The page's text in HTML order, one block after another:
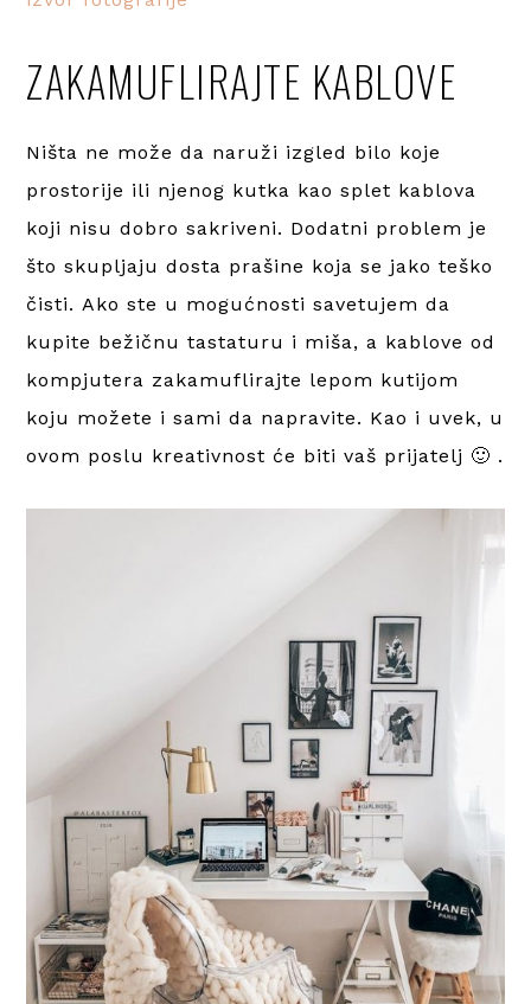
ZAKAMUFLIRAJTE KABLOVE
Ništa ne može da naruži izgled bilo koje
prostorije ili njenog kutka kao splet kablova
koji nisu dobro sakriveni. Dodatni problem je
što skupljaju dosta prašine koja se jako teško
čisti. Ako ste u mogućnosti savetujem da
kupite bežičnu tastaturu i miša, a kablove od
kompjutera zakamuflirajte lepom kutijom
koju možete i sami da napravite. Kao i uvek, u
ovom poslu kreativnost će biti vaš prijatelj 🙂 .